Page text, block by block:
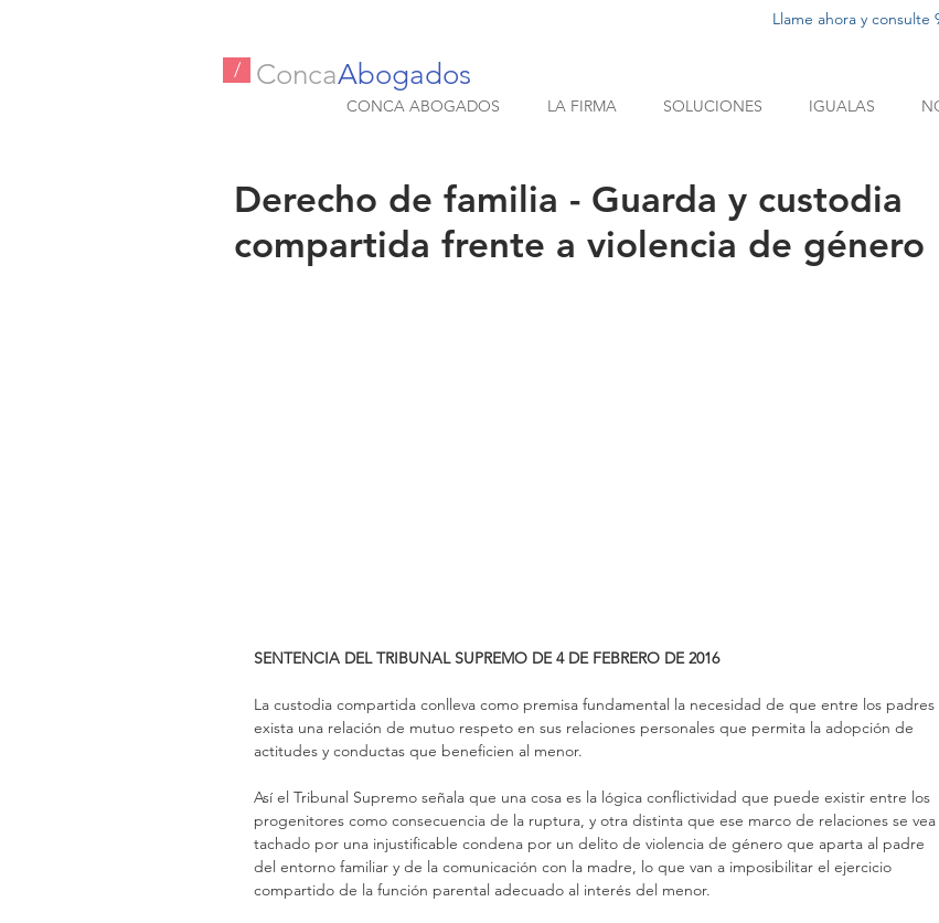
Llame ahora y consulte
/ ConcaAbogados
CONCA ABOGADOS LA FIRMA SOLUCIONES IGUALAS
Derecho de familia - Guarda y custodia
compartida frente a violencia de género
SENTENCIA DEL TRIBUNAL SUPREMO DE 4 DE FEBRERO DE 2016
La custodia compartida conlleva como premisa fundamental la necesidad de que entre los padres
exista una relación de mutuo respeto en sus relaciones personales que permita la adopción de
actitudes y conductas que beneficien al menor.
Así el Tribunal Supremo señala que una cosa es la lógica conflictividad que puede existir entre los
progenitores como consecuencia de la ruptura, y otra distinta que ese marco de relaciones se vea
tachado por una injustificable condena por un delito de violencia de género que aparta al padre
del entorno familiar y de la comunicación con la madre, lo que van a imposibilitar el ejercicio
compartido de la función parental adecuado al interés del menor.